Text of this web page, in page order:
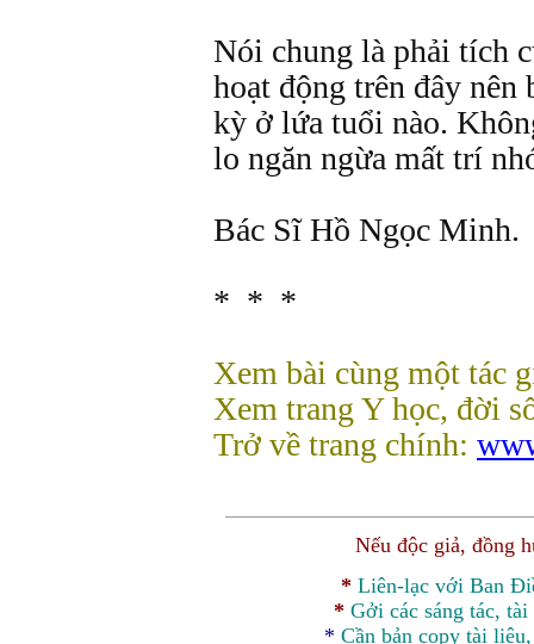
Nói chung là phải tích
hoạt động trên đây nên
kỳ ở lứa tuổi nào.
lo ngăn ngừa mất trí
Bác Sĩ Hồ Ngọc Minh.
* * *
Xem bài cùng một tác
Xem trang Y học, đời
Trở về trang chính:
Nếu độc giả, đồng
* Liên-lạc với Ban
* Gởi các sáng tác,
* Cần bản copy tài